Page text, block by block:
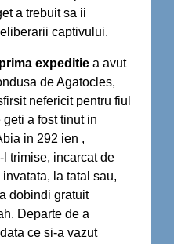
a trebuit sa ii
captivului.
prima expeditie a avut
de Agatocles,
nefericit pentru fiul
a fost tinut in
in 292 ien ,
trimise, incarcat de
la tatal sau,
dobindi gratuit
Departe de a
ce si-a vazut